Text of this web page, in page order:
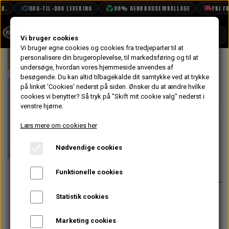
DAG-TIL-DAG LEVERING 98% GENBRUGSEMBALLAGE FRI
BOOK TID
PROJEKTER
TEKNISK DATA
VANDPOLERING
Forside Mini Motor Topstykke
På lager
Top Pakning,
AF470
389,60 kr.
Varenummer: GUG702560HG
OBS: Kobber toppakningerne
de bedste, men de kræver at
Vi bruger cookies
Vi bruger egne cookies og cookies fra tredjeparter til at
personalisere din brugeroplevelse, til markedsføring og til at
undersøge, hvordan vores hjemmeside anvendes af
besøgende. Du kan altid tilbagekalde dit samtykke ved at trykke
på linket 'Cookies' nederst på siden. Ønsker du at ændre hvilke
cookies vi benytter? Så tryk på "Skift mit cookie valg" nederst i
venstre hjørne.
Læs mere om cookies her
Nødvendige cookies
Funktionelle cookies
Statistik cookies
Marketing cookies